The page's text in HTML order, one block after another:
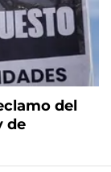
del
de